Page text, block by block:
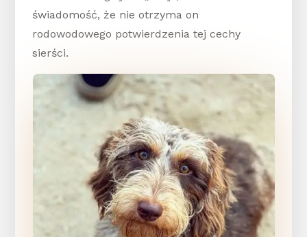
świadomość, że nie otrzyma on
rodowodowego potwierdzenia tej cechy
sierści.